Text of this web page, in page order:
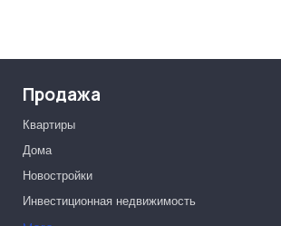
Продажа
Квартиры
Дома
Новостройки
Инвестиционная недвижимость